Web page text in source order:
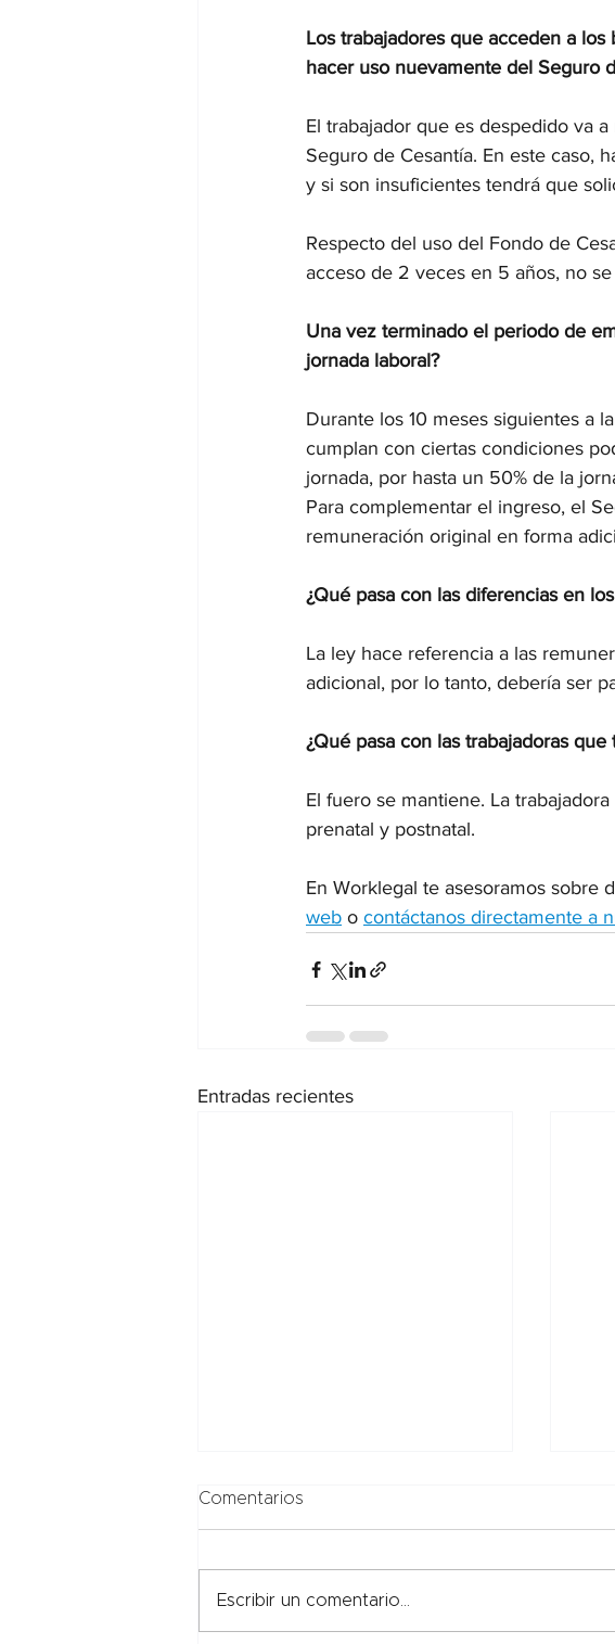
Los trabajadores que acceden a
hacer uso nuevamente del Seguro
El trabajador que es despedido va
Seguro de Cesantía. En este caso,
y si son insuficientes tendrá que
Respecto del uso del Fondo de
acceso de 2 veces en 5 años, no
Una vez terminado el periodo de
jornada laboral?
Durante los 10 meses siguientes a
cumplan con ciertas condiciones
jornada, por hasta un 50% de la
Para complementar el ingreso, el
remuneración original en forma
¿Qué pasa con las diferencias en
La ley hace referencia a las
adicional, por lo tanto, debería ser
¿Qué pasa con las trabajadoras
El fuero se mantiene. La
prenatal y postnatal.
En Worklegal te asesoramos sobre
web o contáctanos directamente a
Entradas recientes
Comentarios
Escribir un comentario...